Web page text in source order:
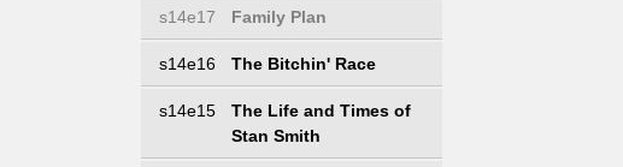
s14e17 Family Plan
s14e16 The Bitchin' Race
s14e15
The Life and Times of
Stan Smith